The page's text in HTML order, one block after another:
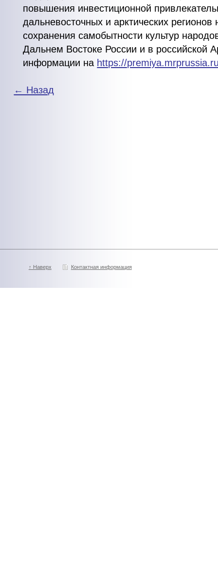
повышения инвестиционной
дальневосточных и арктических
сохранения самобытности культур
Дальнем Востоке России и в российской
информации на https://
← Назад
↑ Наверх Контактная информация